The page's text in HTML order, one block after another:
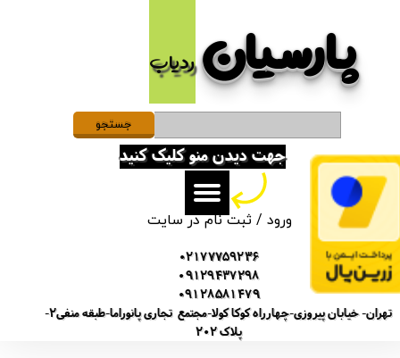
پارسیان​​​​​​​ردیاب
ورود /ثبت نام در سایت
حساب کاربری من
تغییر گذر واژه
سفارشات
خروج از حساب کاربری
02177759236
09129437298
09128581479
تهران- خیابان پیروزی-چهارراه کوکا کولا-مجتمع تجاری پانوراما-طبقه منفی2-
پلاک 202
جهت دیدن منو کلیک کنید
جستجو